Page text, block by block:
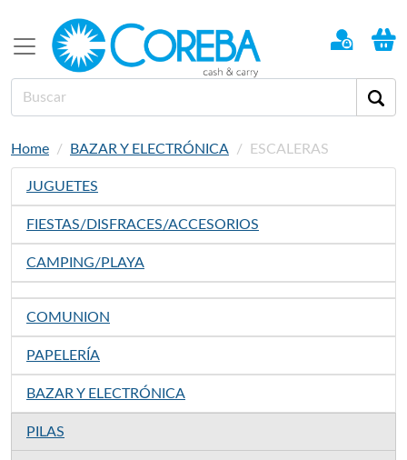
Home BAZAR Y ELECTRÓNICA ESCALERAS
JUGUETES
FIESTAS/DISFRACES/ACCESORIOS
CAMPING/PLAYA
COMUNION
PAPELERÍA
BAZAR Y ELECTRÓNICA
PILAS